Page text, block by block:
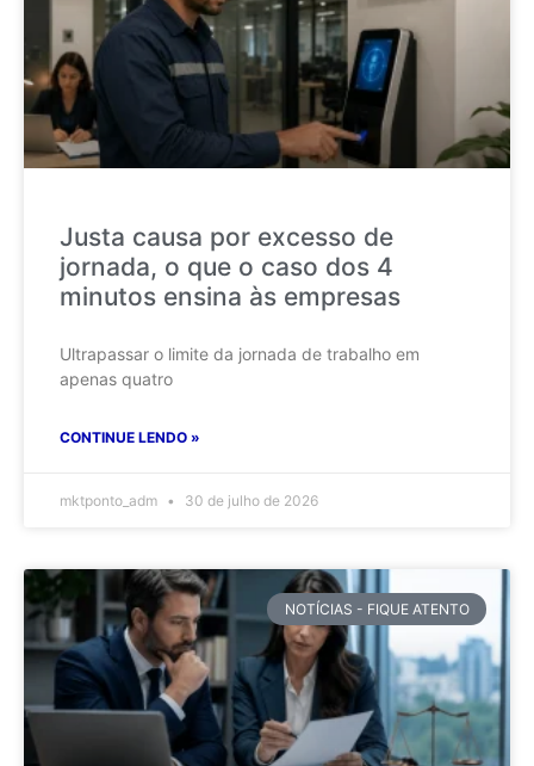
Justa causa por excesso de
jornada, o que o caso dos 4
minutos ensina às empresas
Ultrapassar o limite da jornada de trabalho em
apenas quatro
CONTINUE LENDO »
mktponto_adm 30 de julho de 2026
NOTÍCIAS - FIQUE ATENTO